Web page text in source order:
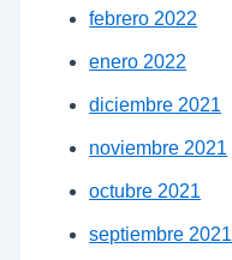
febrero 2022
enero 2022
diciembre 2021
noviembre 2021
octubre 2021
septiembre 2021